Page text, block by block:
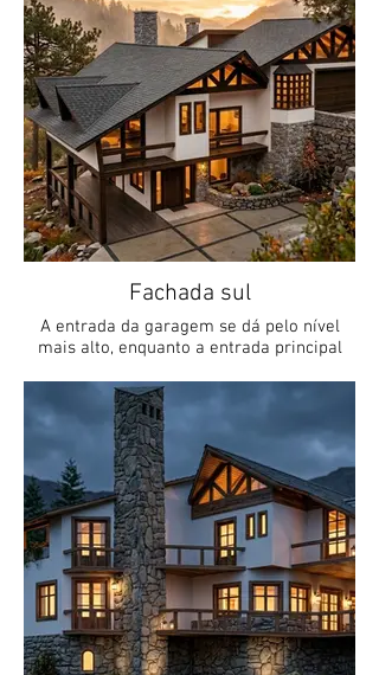
Fachada sul
A entrada da garagem se dá pelo nível
mais alto, enquanto a entrada principal